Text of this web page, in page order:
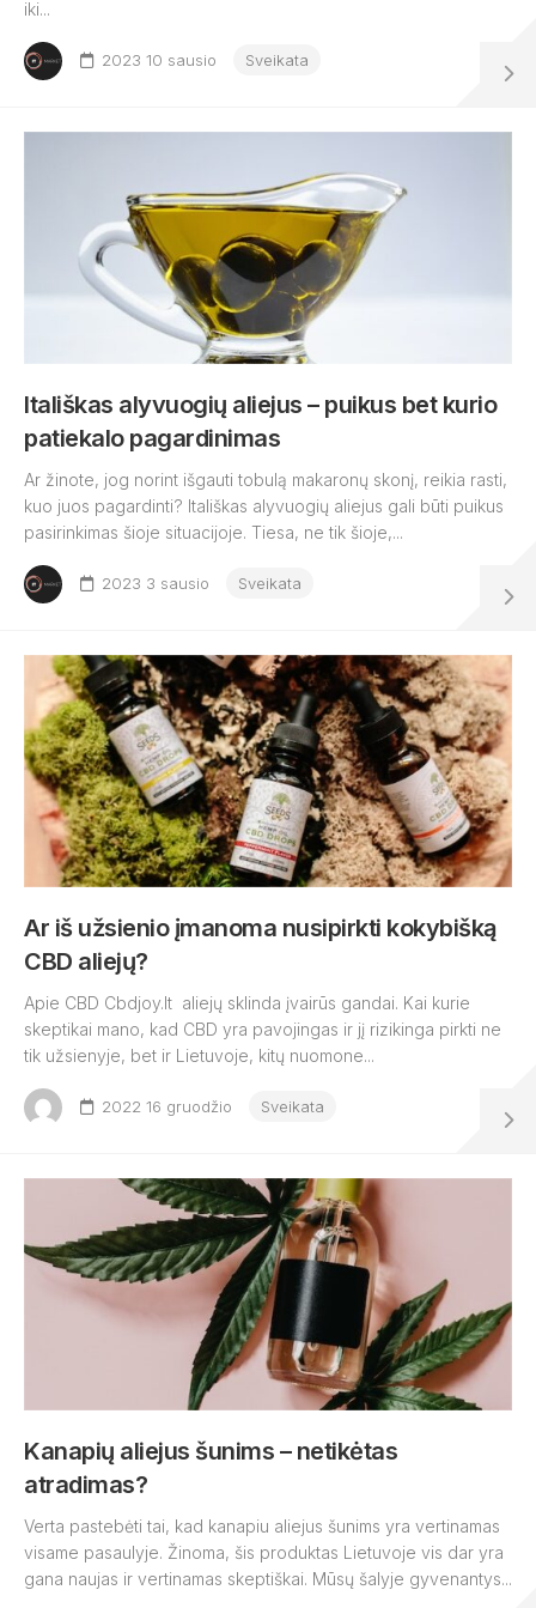
iki...
2023 10 sausio Sveikata
Itališkas alyvuogių aliejus – puikus bet kurio
patiekalo pagardinimas
Ar žinote, jog norint išgauti tobulą makaronų skonį, reikia rasti,
kuo juos pagardinti? Itališkas alyvuogių aliejus gali būti puikus
pasirinkimas šioje situacijoje. Tiesa, ne tik šioje,...
2023 3 sausio Sveikata
Ar iš užsienio įmanoma nusipirkti kokybišką
CBD aliejų?
Apie CBD Cbdjoy.lt aliejų sklinda įvairūs gandai. Kai kurie
skeptikai mano, kad CBD yra pavojingas ir jį rizikinga pirkti ne
tik užsienyje, bet ir Lietuvoje, kitų nuomone...
2022 16 gruodžio Sveikata
Kanapių aliejus šunims – netikėtas
atradimas?
Verta pastebėti tai, kad kanapiu aliejus šunims yra vertinamas
visame pasaulyje. Žinoma, šis produktas Lietuvoje vis dar yra
gana naujas ir vertinamas skeptiškai. Mūsų šalyje gyvenantys...